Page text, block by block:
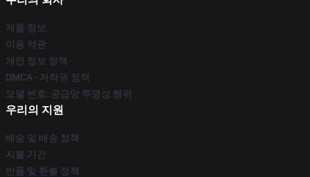
제품 정보
이용 약관
개인 정보 정책
DMCA - 저작권 정책
모델 번호: 공급망 투명성 행위
우리의 지원
배송 및 배송 정책
지불 기간
반품 및 환불 정책